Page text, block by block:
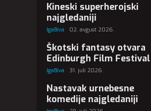
Kineski superherojski
najgledaniji
IgaBiva 02. avgust 2026.
Škotski fantasy otvara
Edinburgh Film Festival
IgaBiva 31. juli 2026.
Nastavak urnebesne
komedije najgledaniji